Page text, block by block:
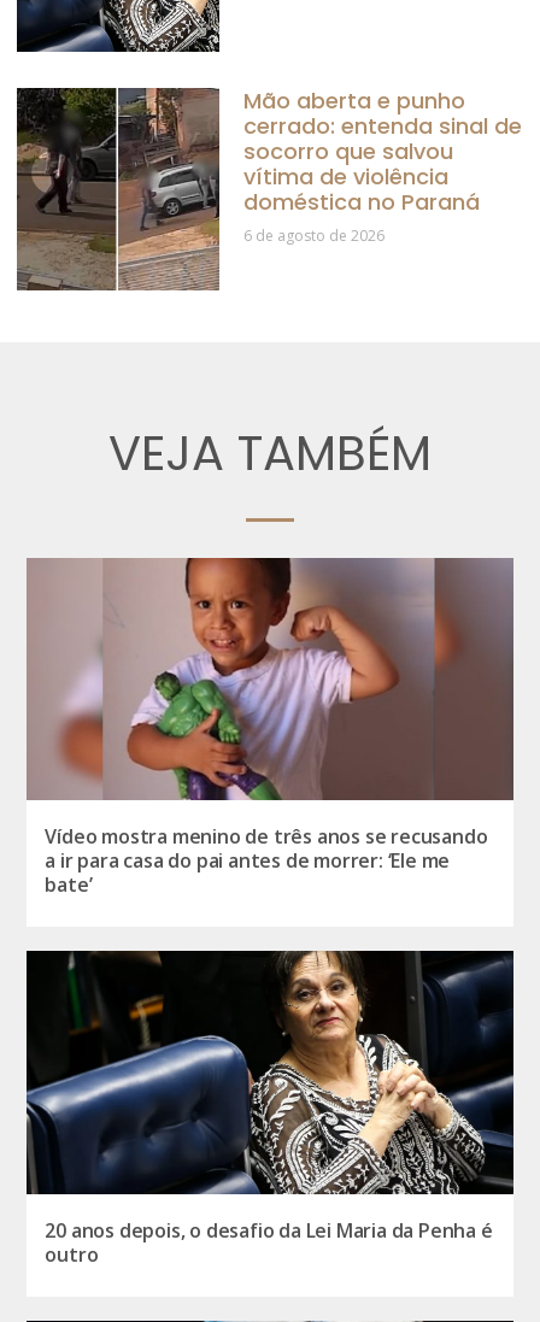
Mão aberta e punho
cerrado: entenda sinal de
socorro que salvou
vítima de violência
doméstica no Paraná
6 de agosto de 2026
VEJA TAMBÉM
Vídeo mostra menino de três anos se recusando
a ir para casa do pai antes de morrer: ‘Ele me
bate’
20 anos depois, o desafio da Lei Maria da Penha é
outro